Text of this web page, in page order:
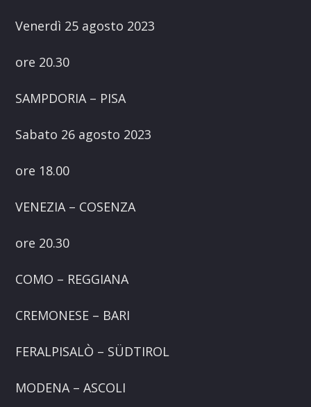
Venerdì 25 agosto 2023
ore 20.30
SAMPDORIA – PISA
Sabato 26 agosto 2023
ore 18.00
VENEZIA – COSENZA
ore 20.30
COMO – REGGIANA
CREMONESE – BARI
FERALPISALÒ – SÜDTIROL
MODENA – ASCOLI